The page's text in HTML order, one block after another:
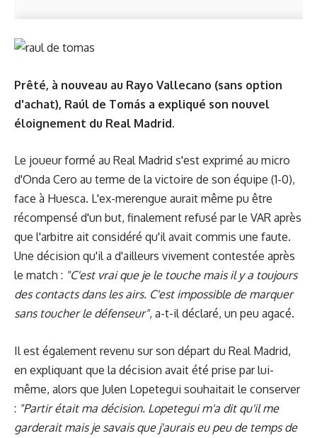
Prêté, à nouveau au Rayo Vallecano (sans option
d'achat), Raúl de Tomás a expliqué son nouvel
éloignement du Real Madrid.
Le joueur formé au Real Madrid s'est exprimé au micro
d'Onda Cero au terme de la victoire de son équipe (1-0),
face à Huesca. L'ex-merengue aurait même pu être
récompensé d'un but, finalement refusé par le VAR après
que l'arbitre ait considéré qu'il avait commis une faute.
Une décision qu'il a d'ailleurs vivement contestée après
le match : "C'est vrai que je le touche mais il y a toujours
des contacts dans les airs. C'est impossible de marquer
sans toucher le défenseur", a-t-il déclaré, un peu agacé.
Il est également revenu sur son départ du Real Madrid,
en expliquant que la décision avait été prise par lui-
même, alors que Julen Lopetegui souhaitait le conserver
: "Partir était ma décision. Lopetegui m'a dit qu'il me
garderait mais je savais que j'aurais eu peu de temps de